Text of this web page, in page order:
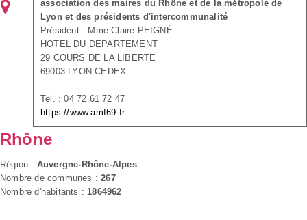
association des maires du Rhône et de la métropole de
Lyon et des présidents d'intercommunalité
Président : Mme Claire PEIGNÉ
HOTEL DU DEPARTEMENT
29 COURS DE LA LIBERTE
69003 LYON CEDEX
Tel. : 04 72 61 72 47
https://www.amf69.fr
Rhône
Région : Auvergne-Rhône-Alpes
Nombre de communes :267
Nombre d'habitants : 1864962